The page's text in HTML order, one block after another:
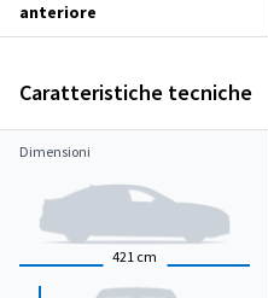
anteriore
Caratteristiche tecniche
Dimensioni
421 cm